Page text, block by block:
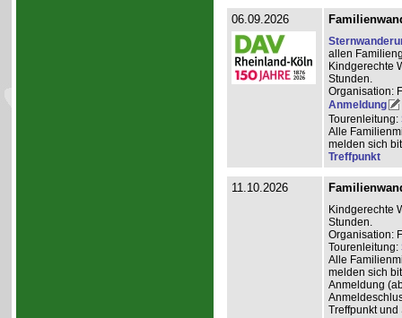
06.09.2026
allen
Kindgerechte
Stunden.
Organisation:
Anmeldung
Tourenleitung:
Alle
melden sich
Treffpunkt
11.10.2026
Kindgerechte
Stunden.
Organisation:
Tourenleitung:
Alle
melden sich
Anmeldung
Treffpunkt und